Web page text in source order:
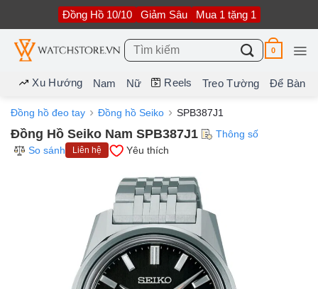
nội
dung
Đồng Hồ 10/10 Giảm Sâu Mua 1 tặng 1
Tìm
kiếm:
0
Xu Hướng Nam Nữ Reels Treo Tường Để Bàn
Đồng hồ đeo tay Đồng hồ Seiko SPB387J1
Đồng Hồ Seiko Nam SPB387J1
Thông số
So sánh
Liên hệ Yêu thích